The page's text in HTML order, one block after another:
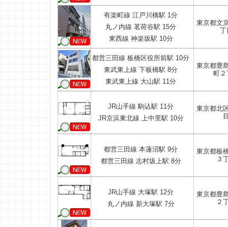
有楽町線 江戸川橋駅 1分
丸ノ内線 茗荷谷駅 15分
東西線 神楽坂駅 10分
東京都文
丁
都営三田線 板橋区役所前駅 10分
東武東上線 下板橋駅 8分
東武東上線 大山駅 11分
東京都豊
町２
JR山手線 駒込駅 11分
JR京浜東北線 上中里駅 10分
東京都北
都営三田線 本蓮沼駅 9分
都営三田線 志村坂上駅 8分
東京都板
３
JR山手線 大塚駅 12分
丸ノ内線 新大塚駅 7分
東京都豊
２